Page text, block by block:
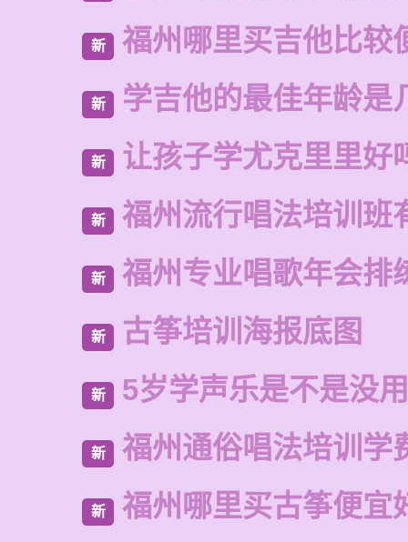
新 福州哪里买吉他比较
新 学吉他的最佳年龄是
新 让孩子学尤克里里好
新 福州流行唱法培训班
新 福州专业唱歌年会排
新 古筝培训海报底图
新 5岁学声乐是不是没用
新 福州通俗唱法培训学
新 福州哪里买古筝便宜